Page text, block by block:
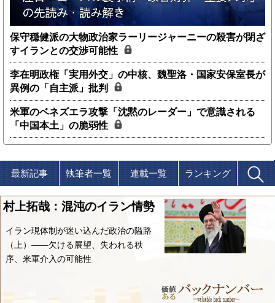
保守穏健派の大物政治家ラーリージャーニーの殺害が閉ざ
すイランとの交渉可能性
李在明政権「実用外交」の中核、魏聖洛・国家安保室長が
異例の「自主派」批判
米軍のベネズエラ攻撃「沈黙のレーダー」で意識される
「中国本土」の脆弱性
最新記事 執筆者一覧 連載一覧 ランキング
村上拓哉：混沌のイラン情勢
イラン現体制が迷い込んだ政治の隘路
（上）――欠ける展望、失われる秩
序、米軍介入の可能性